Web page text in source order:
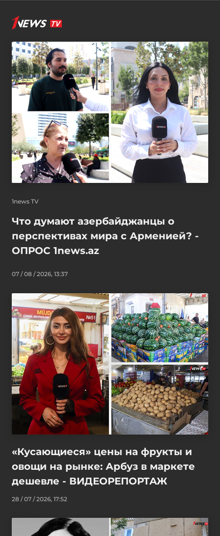
1news TV
Что думают азербайджанцы о
перспективах мира с Арменией? -
ОПРОС 1news.az
07 / 08 / 2026, 13:37
«Кусающиеся» цены на фрукты и
овощи на рынке: Арбуз в маркете
дешевле - ВИДЕОРЕПОРТАЖ
28 / 07 / 2026, 17:52